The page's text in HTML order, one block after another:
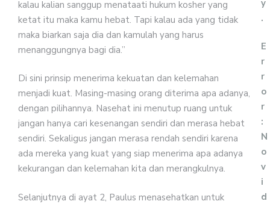
kalau kalian sanggup menataati hukum kosher yang
ketat itu maka kamu hebat. Tapi kalau ada yang tidak
maka biarkan saja dia dan kamulah yang harus
menanggungnya bagi dia.”
Di sini prinsip menerima kekuatan dan kelemahan
menjadi kuat. Masing-masing orang diterima apa adanya,
dengan pilihannya. Nasehat ini menutup ruang untuk
jangan hanya cari kesenangan sendiri dan merasa hebat
sendiri. Sekaligus jangan merasa rendah sendiri karena
ada mereka yang kuat yang siap menerima apa adanya
kekurangan dan kelemahan kita dan merangkulnya.
Selanjutnya di ayat 2, Paulus menasehatkan untuk
y
.
E
r
r
o
r
:
N
o
v
i
d